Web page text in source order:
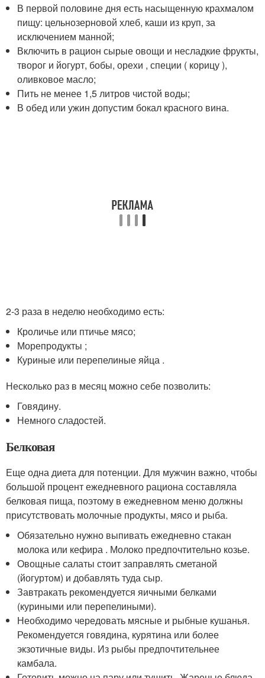
В первой половине дня есть насыщенную крахмалом
пищу: цельнозерновой хлеб, каши из круп, за
исключением манной;
Включить в рацион сырые овощи и несладкие фрукты,
творог и йогурт, бобы, орехи , специи ( корицу ),
оливковое масло;
Пить не менее 1,5 литров чистой воды;
В обед или ужин допустим бокал красного вина.
2-3 раза в неделю необходимо есть:
Кроличье или птичье мясо;
Морепродукты ;
Куриные или перепелиные яйца .
Несколько раз в месяц можно себе позволить:
Говядину.
Немного сладостей.
Белковая
Еще одна диета для потенции. Для мужчин важно, чтобы
большой процент ежедневного рациона составляла
белковая пища, поэтому в ежедневном меню должны
присутствовать молочные продукты, мясо и рыба.
Обязательно нужно выпивать ежедневно стакан
молока или кефира . Молоко предпочтительно козье.
Овощные салаты стоит заправлять сметаной
(йогуртом) и добавлять туда сыр.
Завтракать рекомендуется яичными белками
(куриными или перепелиными).
Необходимо чередовать мясные и рыбные кушанья.
Рекомендуется говядина, курятина или более
экзотичные виды. Из рыбы предпочтительнее
камбала.